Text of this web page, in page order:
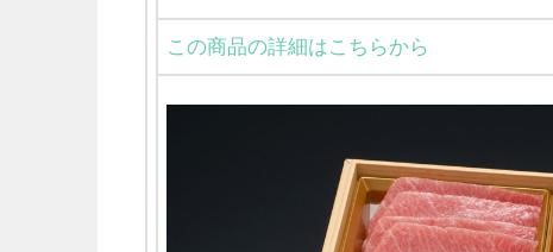
この商品の詳細はこちらから